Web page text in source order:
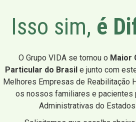
Isso sim, é
O Grupo VIDA se tornou o Maior
Particular do Brasil e junto com
Melhores Empresas de Reabilitação
os nossos familiares e pacientes
Administrativas do